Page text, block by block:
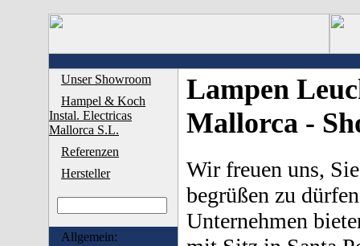
Unser Showroom
Hampel & Koch
Instal. Electricas
Mallorca S.L.
Referenzen
Hersteller
Allgemein:
Lampen
Mallorca -
Wir freuen uns,
begrüßen zu
Unternehmen